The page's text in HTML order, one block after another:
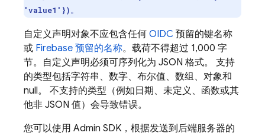
'value1'})。
自定义声明对象不应包含任何 OIDC 预留的键名称
或 Firebase 预留的名称。载荷不得超过 1,000 字
节。自定义声明必须可序列化为 JSON 格式。 支持
的类型包括字符串、数字、布尔值、数组、对象和
null。 不支持的类型（例如日期、未定义、函数或其
他非 JSON 值）会导致错误。
您可以使用 Admin SDK，根据发送到后端服务器的